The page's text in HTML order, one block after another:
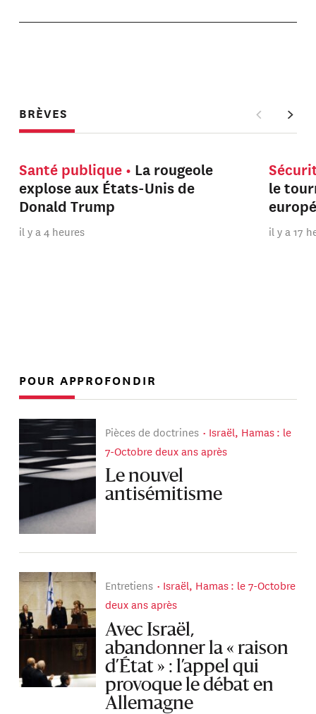
BRÈVES
Santé publique
La rougeole
explose aux États-Unis de
Donald Trump
il y a 4 heures
le
il y a 17
POUR APPROFONDIR
Pièces de doctrines
Israël, Hamas : le
7-Octobre deux ans après
Le nouvel
antisémitisme
Entretiens
Israël, Hamas : le 7-Octobre
deux ans après
Avec Israël,
abandonner la « raison
d’État » : l’appel qui
provoque le débat en
Allemagne